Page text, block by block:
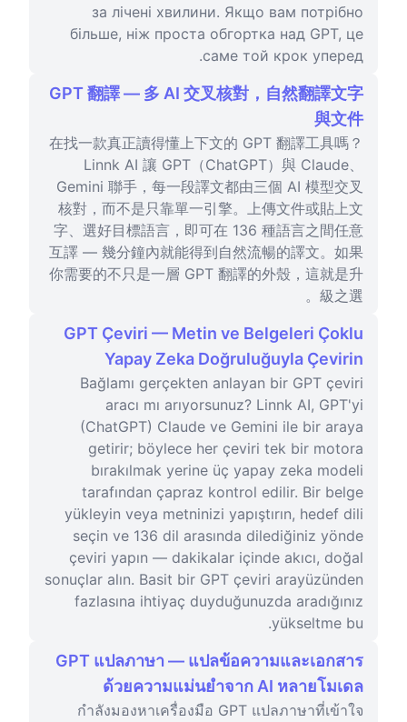
за лічені хвилини. Якщо вам потрібно
більше, ніж проста обгортка над GPT, це
саме той крок уперед.
GPT 翻譯 — 多 AI 交叉核對，自然翻譯文字
與文件
在找一款真正讀得懂上下文的 GPT 翻譯工具嗎？
Linnk AI 讓 GPT（ChatGPT）與 Claude、
Gemini 聯手，每一段譯文都由三個 AI 模型交叉
核對，而不是只靠單一引擎。上傳文件或貼上文
字、選好目標語言，即可在 136 種語言之間任意
互譯 — 幾分鐘內就能得到自然流暢的譯文。如果
你需要的不只是一層 GPT 翻譯的外殼，這就是升
級之選。
GPT Çeviri — Metin ve Belgeleri Çoklu
Yapay Zeka Doğruluğuyla Çevirin
Bağlamı gerçekten anlayan bir GPT çeviri
aracı mı arıyorsunuz? Linnk AI, GPT'yi
(ChatGPT) Claude ve Gemini ile bir araya
getirir; böylece her çeviri tek bir motora
bırakılmak yerine üç yapay zeka modeli
tarafından çapraz kontrol edilir. Bir belge
yükleyin veya metninizi yapıştırın, hedef dili
seçin ve 136 dil arasında dilediğiniz yönde
çeviri yapın — dakikalar içinde akıcı, doğal
sonuçlar alın. Basit bir GPT çeviri arayüzünden
fazlasına ihtiyaç duyduğunuzda aradığınız
yükseltme bu.
GPT แปลภาษา — แปลข้อความและเอกสาร
ด้วยความแม่นยำจาก AI หลายโมเดล
กำลังมองหาเครื่องมือ GPT แปลภาษาที่เข้าใจ